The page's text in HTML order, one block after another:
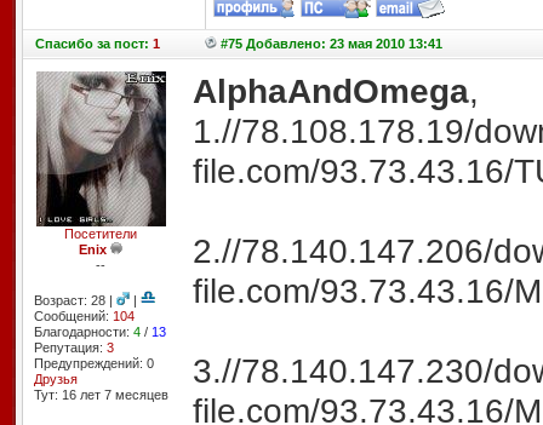
Спасибоза пост: 1 #75 Добавлено: 23 мая 2010 13:41
Посетители
Enix
--
Возраст: 28 |
|
Сообщений: 104
Благодарности: 4/ 13
Репутация: 3
Предупреждений: 0
Друзья
Тут: 16 лет 7 месяцев
AlphaAndOmega,
1.//78.108.178.19/
file.com/93.73.43.16/
2.//78.140.147.206/
file.com/93.73.43.16/
3.//78.140.147.230/
file.com/93.73.43.16/